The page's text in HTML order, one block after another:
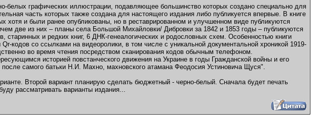
белых графических иллюстрации, подавляющее большинство которых создано специально для
часть которых также создана для настоящего издания либо публикуется впервые. В книге
хотя и были ранее опубликованы, но в реставрированном и улучшенном виде публикуются
две из них – планы села Большой Михайловки/ Дибровки за 1842 и 1853 годы – публикуются
старинных и редких книг, 6 ДНК-генеалогических и родословных схем. Особенностью книги
кодов со ссылками на видеоролики, в том числе с уникальной документальной хроникой 1919-
во время чтения посредством сканирования кодов обычным телефоном.
историей повстанческого движения на Украине в годы Гражданской войны и его
самого батьки Н.И. Махно, махновского атамана Феодосия Устиновича Щуся".
Второй вариант планирую сделать бюджетный - черно-белый. Сначала будет печать
рассматривать варианты издания...